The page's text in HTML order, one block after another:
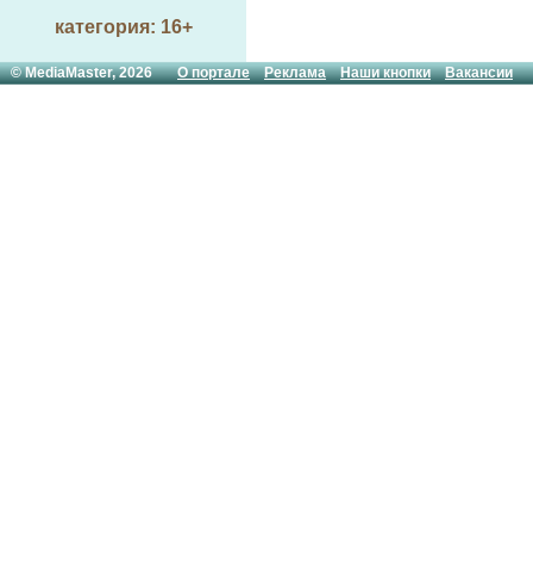
категория: 16+
© MediaMaster, 2026О портале Реклама Наши кнопки Вакансии